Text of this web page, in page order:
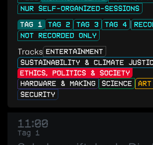
NUR SELF-ORGANIZED-SESSIONS
TAG 1
TAG 2 TAG 3 TAG 4
NOT RECORDED ONLY
Tracks ENTERTAINMENT
SUSTAINABILITY & CLIMATE
ETHICS, POLITICS & SOCIETY
HARDWARE & MAKING
SCIENCE
SECURITY
11:00
Tag 1